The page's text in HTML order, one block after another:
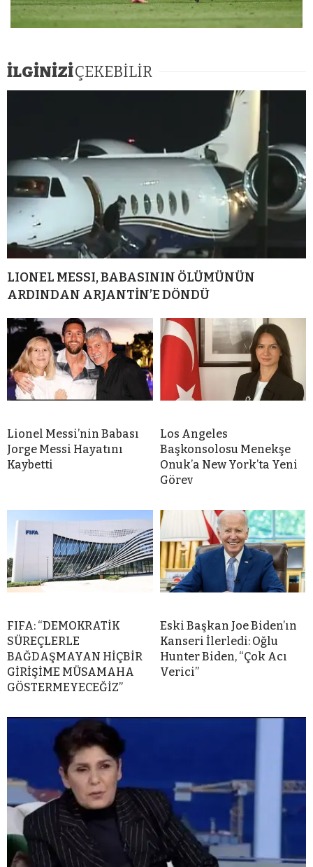
İLGİNİZİÇEKEBİLİR
LIONEL MESSI, BABASININ ÖLÜMÜNÜN
ARDINDAN ARJANTİN’E DÖNDÜ
Lionel Messi’nin Babası
Jorge Messi Hayatını
Kaybetti
Los Angeles
Başkonsolosu Menekşe
Onuk’a New York’ta Yeni
Görev
FIFA: “DEMOKRATİK
SÜREÇLERLE
BAĞDAŞMAYAN HİÇBİR
GİRİŞİME MÜSAMAHA
GÖSTERMEYECEĞİZ”
Eski Başkan Joe Biden’ın
Kanseri İlerledi: Oğlu
Hunter Biden, “Çok Acı
Verici”